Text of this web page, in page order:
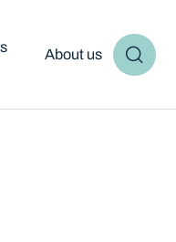
About us